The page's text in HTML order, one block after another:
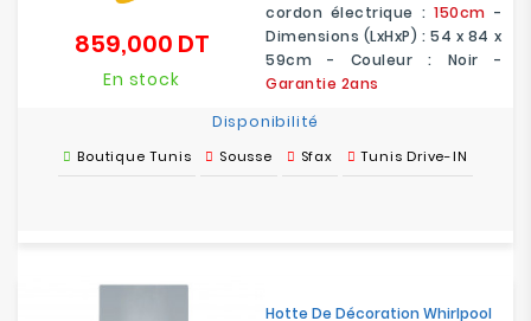
cordon électrique :150cm -
Dimensions (LxHxP) : 54 x 84 x
59cm - Couleur : Noir -
Garantie 2ans
859,000 DTPrix
En stock
Disponibilité
Boutique Tunis Sousse Sfax Tunis Drive-IN
Hotte De Décoration Whirlpool